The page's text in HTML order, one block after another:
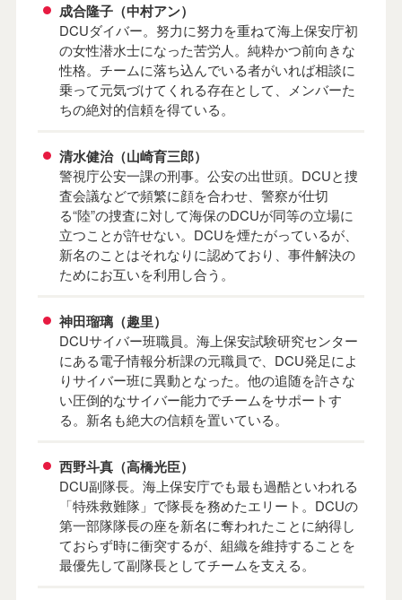
成合隆子（中村アン）
DCUダイバー。努力に努力を重ねて海上保安庁初
の女性潜水士になった苦労人。純粋かつ前向きな
性格。チームに落ち込んでいる者がいれば相談に
乗って元気づけてくれる存在として、メンバーた
ちの絶対的信頼を得ている。
清水健治（山崎育三郎）
警視庁公安一課の刑事。公安の出世頭。DCUと捜
査会議などで頻繁に顔を合わせ、警察が仕切
る“陸”の捜査に対して海保のDCUが同等の立場に
立つことが許せない。DCUを煙たがっているが、
新名のことはそれなりに認めており、事件解決の
ためにお互いを利用し合う。
神田瑠璃（趣里）
DCUサイバー班職員。海上保安試験研究センター
にある電子情報分析課の元職員で、DCU発足によ
りサイバー班に異動となった。他の追随を許さな
い圧倒的なサイバー能力でチームをサポートす
る。新名も絶大の信頼を置いている。
西野斗真（高橋光臣）
DCU副隊長。海上保安庁でも最も過酷といわれる
「特殊救難隊」で隊長を務めたエリート。DCUの
第一部隊隊長の座を新名に奪われたことに納得し
ておらず時に衝突するが、組織を維持することを
最優先して副隊長としてチームを支える。